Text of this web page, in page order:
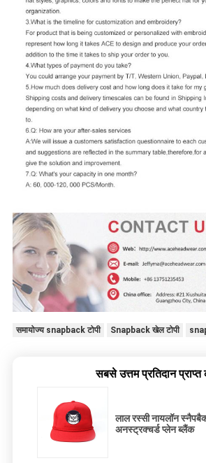
समायोज्य snapback टोपी Snapback खेल टोपी
सबसे उत्तम प्रतिदान
लाल रस्सी नायलॉन
अनस्ट्रक्चर्ड प्लेन ब्लैंक